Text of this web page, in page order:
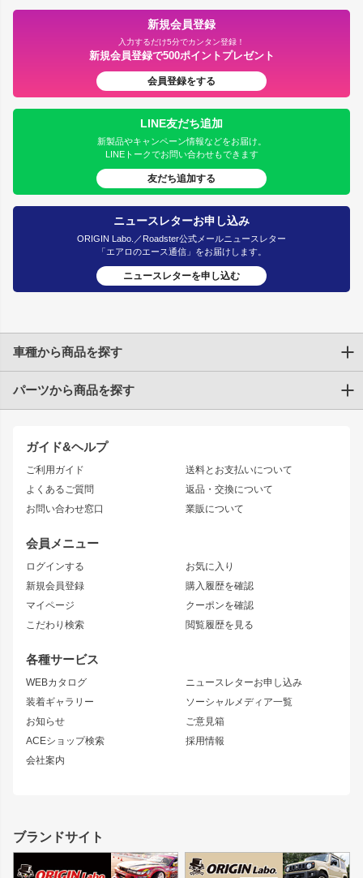
新規会員登録
入力するだけ5分でカンタン登録！
新規会員登録で500ポイントプレゼント
会員登録をする
LINE友だち追加
新製品やキャンペーン情報などをお届け。
LINEトークでお問い合わせもできます
友だち追加する
ニュースレターお申し込み
ORIGIN Labo.／Roadster公式メールニュースレター
「エアロのエース通信」をお届けします。
ニュースレターを申し込む
ガイド&ヘルプ
ご利用ガイド
よくあるご質問
お問い合わせ窓口
送料とお支払いについて
返品・交換について
業販について
会員メニュー
ログインする
新規会員登録
マイページ
こだわり検索
お気に入り
購入履歴を確認
クーポンを確認
閲覧履歴を見る
各種サービス
WEBカタログ
装着ギャラリー
お知らせ
ACEショップ検索
会社案内
ニュースレターお申し込み
ソーシャルメディア一覧
ご意見箱
採用情報
車種から商品を探す
トヨタ
JZX90 CHASER
JZX110 MARK II
JZX100 MARK II
JZX90 MARK II
トレノ
マークX
アリスト
ソアラ
アルテッツァ
ニッサン
S15 シルビア
S14 シルビア 後期
S13 シルビア
180SX
シルエイティ
ワンビア
ローレル
セフィーロ
キャラバン
スズキ
GS350
SC
パーツから商品を探す
エアロシリーズ
ドリフトライン
風神
雷神
レーシングライン
アタックライン
ストリームライン
リアウイング
ジムニーパーツ
ホイール
MUD-S7
MUD-SR7
まつど家 鉄漢
ボンネット
フェンダー
サイドパーツ
リアゲート
メンテナンスパーツ
ブランドサイト